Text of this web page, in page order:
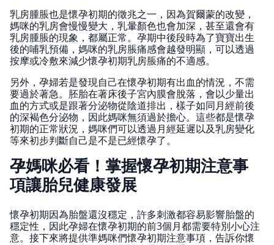
乳房腫脹也是懷孕初期的徵兆之一，因為賀爾蒙的改變，
媽咪的乳房會慢慢變大，乳暈顏色也會加深，甚至還會有
乳房腫脹的現象，都屬正常。孕期中後段時為了寶寶出生
後的哺乳預備，媽咪的乳房脹痛感會越發明顯，可以透過
按摩或冷敷來減少懷孕初期乳房脹痛的不適感。
另外，孕婦若是發現自己在懷孕初期有出血的情況，不需
要過於著急。胚胎在著床後子宮內膜會脫落，會以少量出
血的方式或是跟著分泌物從陰道排出，樣子如同月經前後
的深褐色分泌物，因此媽咪無須過於擔心。這些都是懷孕
初期的正常狀況，媽咪們可以透過月經延遲以及乳房變化
等來初步判斷自己是不是已經懷孕了。
孕媽咪必看！掌握懷孕初期注意事
項讓胎兒健康發展
懷孕初期因為胎盤還沒穩定，許多刺激都容易影響胎盤的
穩定性，因此孕婦在懷孕初期的前3個月都需要特別小心注
意。接下來將提供準媽咪們懷孕初期注意事項，告訴你懷